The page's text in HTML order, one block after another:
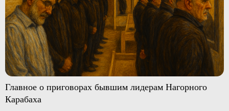
Главное о приговорах бывшим лидерам Нагорного
Карабаха